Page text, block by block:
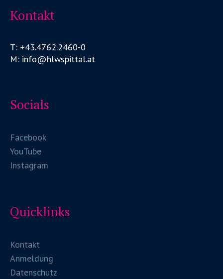
Kontakt
T: +43.4762.2460-0
M: info@hlwspittal.at
Socials
Facebook
YouTube
Instagram
Quicklinks
Kontakt
Anmeldung
Datenschutz